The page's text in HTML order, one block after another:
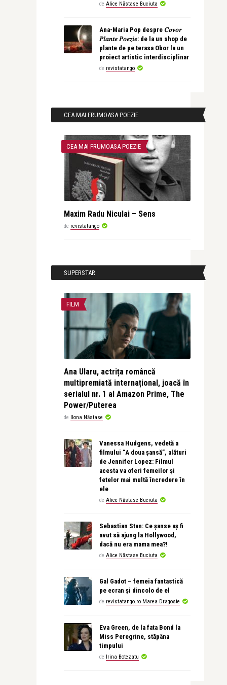
de Alice Năstase Buciuta
Ana-Maria Pop despre 𝐶𝑜𝑣𝑜𝑟
𝑃𝑙𝑎𝑛𝑡𝑒 𝑃𝑜𝑒𝑧𝑖𝑒: de la un shop de
plante de pe terasa Obor la un
proiect artistic interdisciplinar
de revistatango
CEA MAI FRUMOASA POEZIE
CEA MAI FRUMOASA POEZIE
Maxim Radu Niculai – Sens
de revistatango
SUPERSTAR
FILM
Ana Ularu, actrița româncă
multipremiată internațional, joacă în
serialul nr. 1 al Amazon Prime, The
Power/Puterea
de Ilona Năstase
Vanessa Hudgens, vedetă a
filmului “A doua șansă”, alături
de Jennifer Lopez: Filmul
acesta va oferi femeilor și
fetelor mai multă încredere în
ele
de Alice Năstase Buciuta
Sebastian Stan: Ce șanse aș fi
avut să ajung la Hollywood,
dacă nu era mama mea?!
de Alice Năstase Buciuta
Gal Gadot – femeia fantastică
pe ecran și dincolo de el
de revistatango.ro Marea Dragoste
Eva Green, de la fata Bond la
Miss Peregrine, stăpâna
timpului
de Irina Botezatu